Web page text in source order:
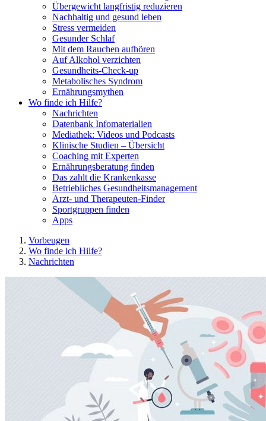
Übergewicht langfristig reduzieren
Nachhaltig und gesund leben
Stress vermeiden
Gesunder Schlaf
Mit dem Rauchen aufhören
Auf Alkohol verzichten
Gesundheits-Check-up
Metabolisches Syndrom
Ernährungsmythen
Wo finde ich Hilfe?
Nachrichten
Datenbank Infomaterialien
Mediathek: Videos und Podcasts
Klinische Studien – Übersicht
Coaching mit Experten
Ernährungsberatung finden
Das zahlt die Krankenkasse
Betriebliches Gesundheitsmanagement
Arzt- und Therapeuten-Finder
Sportgruppen finden
Apps
Vorbeugen
Wo finde ich Hilfe?
Nachrichten